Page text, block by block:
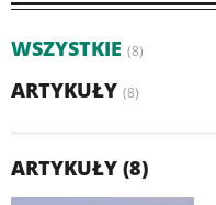
WSZYSTKIE (8)
ARTYKUŁY (8)
ARTYKUŁY (8)